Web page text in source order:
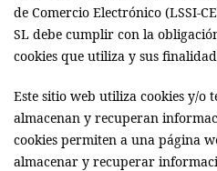
de Comercio Electrónico (LSSI-
SL debe cumplir con la
cookies que utiliza y sus
Este sitio web utiliza cookies y/o
almacenan y recuperan
cookies permiten a una página
almacenar y recuperar